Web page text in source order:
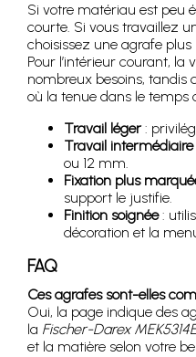
Si votre matériau est peu
courte. Si vous travaillez
choisissez une agrafe
Pour l’intérieur courant, la
nombreux besoins, tandis
où la tenue dans le temps
Travail léger:
Travail intermédiaire
ou 12 mm.
Fixation plus
support le justifie.
Finition soignée:
décoration et la
FAQ
Ces agrafes sont-elles
Oui, la page indique des
la Fischer-Darex
et la matière selon votre